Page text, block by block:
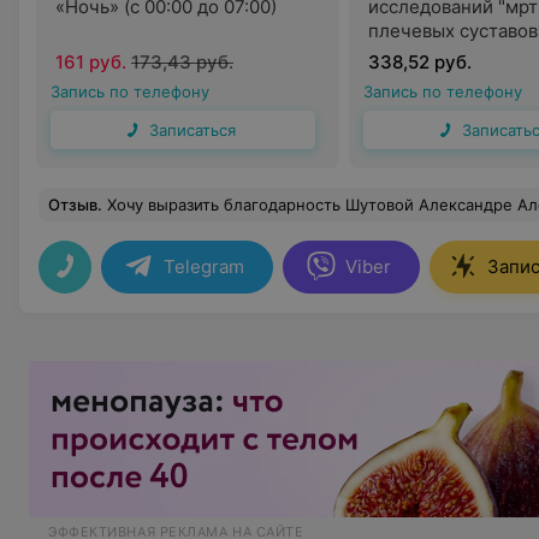
«Ночь» (с 00:00 до 07:00)
161 руб. 173,43 руб.
Запись по телефону
Записаться
исследований
плечевых
(с 00:00 до 07:00)
338,52 руб.
Запись по телефону
Отзыв. Хочу выразить благодарность Шутовой Александре Александровне, очень внимательный врач, профессионально относится к своей работе,
Telegram Viber
ЭФФЕКТИВНАЯ РЕКЛАМА НА САЙТЕ